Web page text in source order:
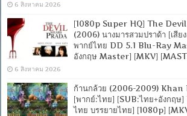
6 สิงหาคม 2026
[1080p Super HQ] The
(2006) นางมารสวมปราด้า [เสีย
พากย์ไทย DD 5.1 Blu-Ray
อังกฤษ Master] [MKV]
6 สิงหาคม 2026
ก้านกล้วย (2006-2009) Khan
[พากย์:ไทย] [SUB:ไทย+อังกฤษ
ไทย บรรยายไทย] [1080p]